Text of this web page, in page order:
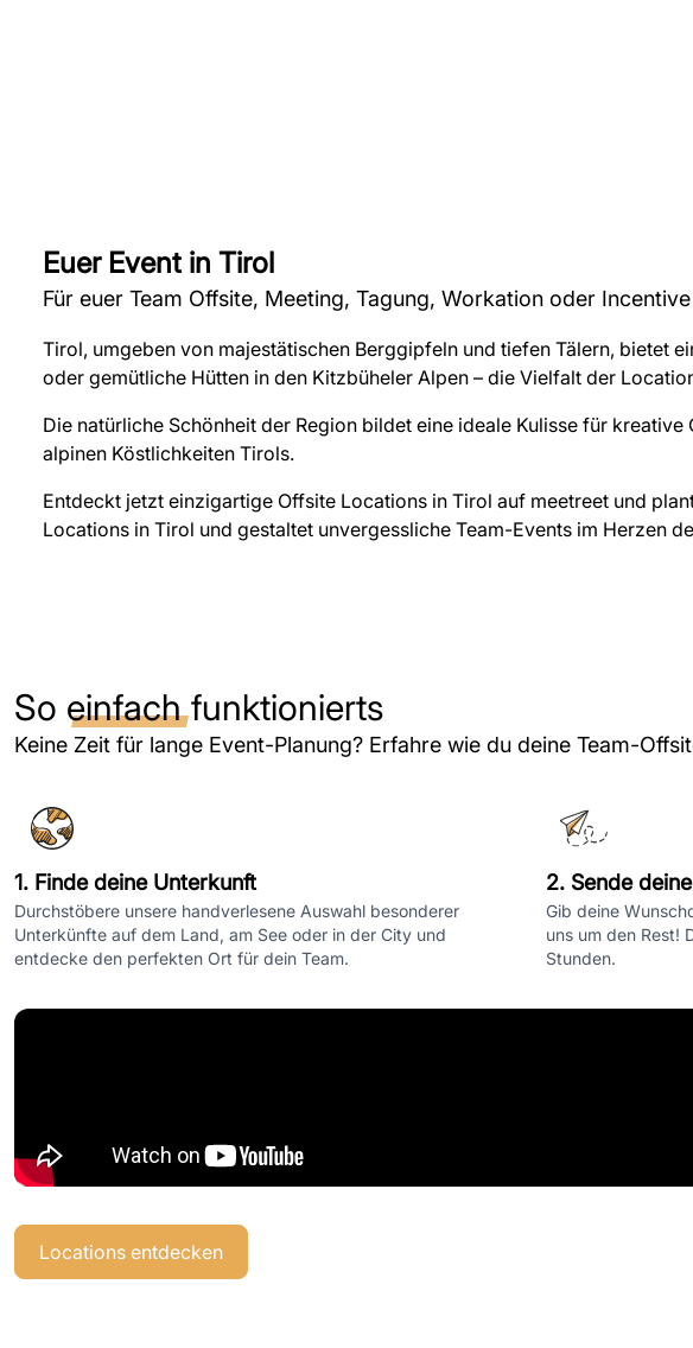
Euer Event in Tirol
Für euer Team Offsite, Meeting, Tagung, Workation oder
Tirol, umgeben von majestätischen Berggipfeln und tiefen Tälern, bietet
oder gemütliche Hütten in den Kitzbüheler Alpen – die Vielfalt der
Die natürliche Schönheit der Region bildet eine ideale Kulisse für
alpinen Köstlichkeiten Tirols.
Entdeckt jetzt einzigartige Offsite Locations in Tirol auf meetreet und
Locations in Tirol und gestaltet unvergessliche Team-Events im Herzen
So einfachfunktionierts
Keine Zeit für lange Event-Planung? Erfahre wie du deine Team-
1. Finde deine Unterkunft
Durchstöbere unsere handverlesene Auswahl besonderer
Unterkünfte auf dem Land, am See oder in der City und
entdecke den perfekten Ort für dein Team.
2. Sende
Gib deine
uns um den Rest!
Stunden.
Locations entdecken